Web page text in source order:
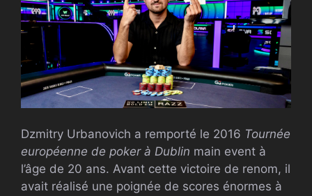
Dzmitry Urbanovich a remporté le 2016 Tournée
européenne de poker à Dublin main event à
l’âge de 20 ans. Avant cette victoire de renom, il
avait réalisé une poignée de scores énormes à